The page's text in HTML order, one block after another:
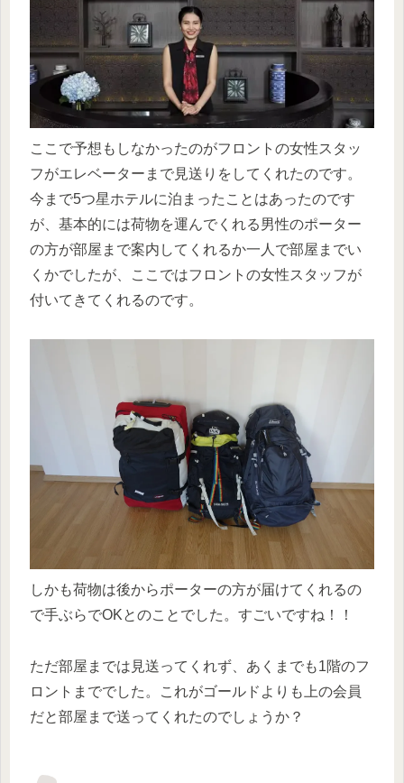
ここで予想もしなかったのがフロントの女性スタッ
フがエレベーターまで見送りをしてくれたのです。
今まで5つ星ホテルに泊まったことはあったのです
が、基本的には荷物を運んでくれる男性のポーター
の方が部屋まで案内してくれるか一人で部屋までい
くかでしたが、ここではフロントの女性スタッフが
付いてきてくれるのです。
しかも荷物は後からポーターの方が届けてくれるの
で手ぶらでOKとのことでした。すごいですね！！
ただ部屋までは見送ってくれず、あくまでも1階のフ
ロントまででした。これがゴールドよりも上の会員
だと部屋まで送ってくれたのでしょうか？